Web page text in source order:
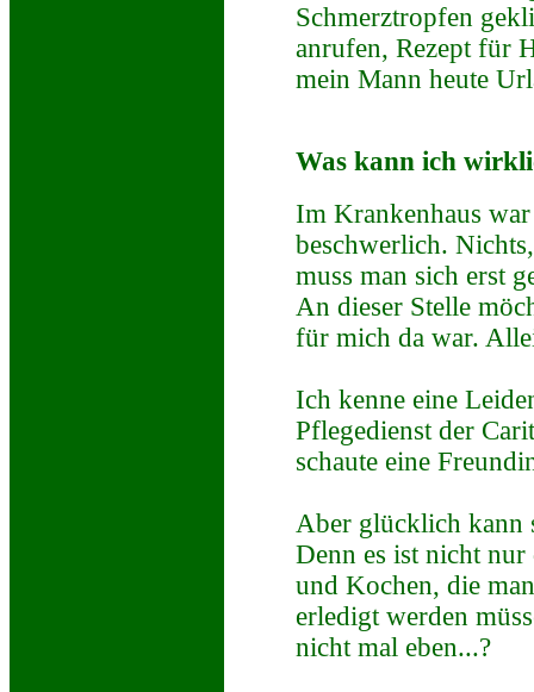
Schmerztropfen
anrufen, Rezept für
mein Mann heute
Was kann ich
Im Krankenhaus war
beschwerlich.
muss man sich erst
An dieser Stelle
für mich da war.
Ich kenne eine
Pflegedienst der
schaute eine
Aber glücklich kann
Denn es ist nicht nur
und Kochen, die
erledigt werden
nicht mal eben...?